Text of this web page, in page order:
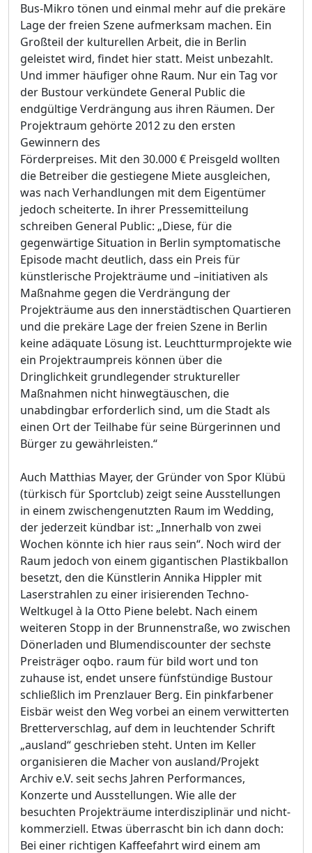
Bus-Mikro tönen und einmal mehr auf die prekäre
Lage der freien Szene aufmerksam machen. Ein
Großteil der kulturellen Arbeit, die in Berlin
geleistet wird, findet hier statt. Meist unbezahlt.
Und immer häufiger ohne Raum. Nur ein Tag vor
der Bustour verkündete General Public die
endgültige Verdrängung aus ihren Räumen. Der
Projektraum gehörte 2012 zu den ersten
Gewinnern des
Förderpreises. Mit den 30.000 € Preisgeld wollten
die Betreiber die gestiegene Miete ausgleichen,
was nach Verhandlungen mit dem Eigentümer
jedoch scheiterte. In ihrer Pressemitteilung
schreiben General Public: „Diese, für die
gegenwärtige Situation in Berlin symptomatische
Episode macht deutlich, dass ein Preis für
künstlerische Projekträume und –initiativen als
Maßnahme gegen die Verdrängung der
Projekträume aus den innerstädtischen Quartieren
und die prekäre Lage der freien Szene in Berlin
keine adäquate Lösung ist. Leuchtturmprojekte wie
ein Projektraumpreis können über die
Dringlichkeit grundlegender struktureller
Maßnahmen nicht hinwegtäuschen, die
unabdingbar erforderlich sind, um die Stadt als
einen Ort der Teilhabe für seine Bürgerinnen und
Bürger zu gewährleisten.“
Auch Matthias Mayer, der Gründer von Spor Klübü
(türkisch für Sportclub) zeigt seine Ausstellungen
in einem zwischengenutzten Raum im Wedding,
der jederzeit kündbar ist: „Innerhalb von zwei
Wochen könnte ich hier raus sein“. Noch wird der
Raum jedoch von einem gigantischen Plastikballon
besetzt, den die Künstlerin Annika Hippler mit
Laserstrahlen zu einer irisierenden Techno-
Weltkugel à la Otto Piene belebt. Nach einem
weiteren Stopp in der Brunnenstraße, wo zwischen
Dönerladen und Blumendiscounter der sechste
Preisträger oqbo. raum für bild wort und ton
zuhause ist, endet unsere fünfstündige Bustour
schließlich im Prenzlauer Berg. Ein pinkfarbener
Eisbär weist den Weg vorbei an einem verwitterten
Bretterverschlag, auf dem in leuchtender Schrift
„ausland“ geschrieben steht. Unten im Keller
organisieren die Macher von ausland/Projekt
Archiv e.V. seit sechs Jahren Performances,
Konzerte und Ausstellungen. Wie alle der
besuchten Projekträume interdisziplinär und nicht-
kommerziell. Etwas überrascht bin ich dann doch:
Bei einer richtigen Kaffeefahrt wird einem am